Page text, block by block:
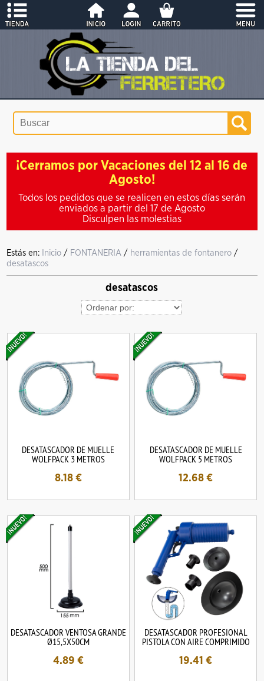
¡Cerramos por Vacaciones del 12 al 16 de
Agosto!
Todos los pedidos que se realicen en estos días serán
enviados a partir del 17 de Agosto
Disculpen las molestias
Estás en: Inicio / FONTANERIA / herramientas de fontanero /
desatascos
desatascos
DESATASCADOR DE MUELLE
WOLFPACK 3 METROS
8.18€
DESATASCADOR DE MUELLE
WOLFPACK 5 METROS
12.68 €
DESATASCADOR VENTOSA GRANDE
Ø15,5X50CM
4.89 €
DESATASCADOR PROFESIONAL
PISTOLA CON AIRE COMPRIMIDO
19.41 €